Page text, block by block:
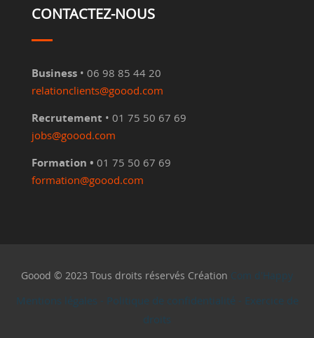
CONTACTEZ-NOUS
Business • 06 98 85 44 20
relationclients@goood.com
Recrutement • 01 75 50 67 69
jobs@goood.com
Formation • 01 75 50 67 69
formation@goood.com
Goood © 2023 Tous droits réservés Création Com d'Happy
Mentions légales - Politique de confidentialité - Exercice de
droits